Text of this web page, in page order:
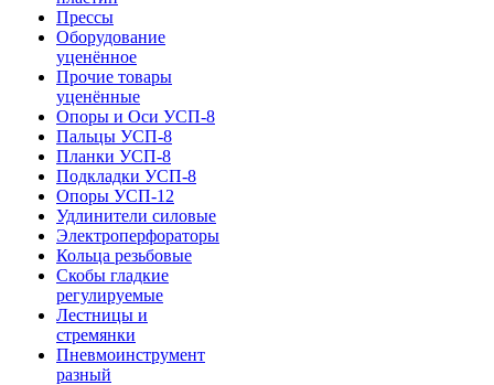
Прессы
Оборудование
уценённое
Прочие товары
уценённые
Опоры и Оси УСП-8
Пальцы УСП-8
Планки УСП-8
Подкладки УСП-8
Опоры УСП-12
Удлинители силовые
Электроперфораторы
Кольца резьбовые
Скобы гладкие
регулируемые
Лестницы и
стремянки
Пневмоинструмент
разный